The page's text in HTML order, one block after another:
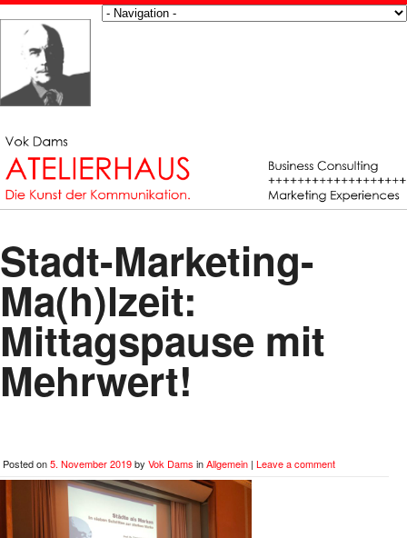
Stadt-Marketing-
Ma(h)lzeit:
Mittagspause mit
Mehrwert!
Posted on5. November 2019by Vok Dams inAllgemein | Leave a comment